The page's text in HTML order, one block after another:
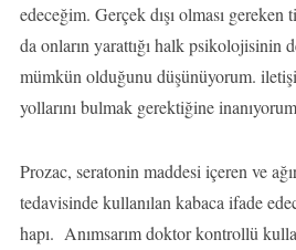
edeceğim. Gerçek dışı olması
da onların yarattığı halk psikolojisinin
mümkün olduğunu düşünüyorum.
yollarını bulmak gerektiğine
Prozac, seratonin maddesi içeren ve
tedavisinde kullanılan kabaca ifade
hapı. Anımsarım doktor kontrollü